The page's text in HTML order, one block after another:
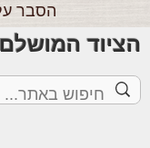
הסבר
הציוד